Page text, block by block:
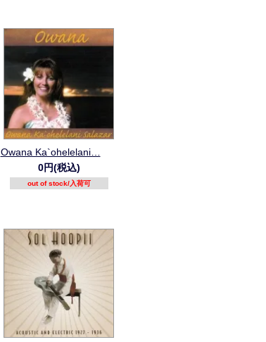
Owana Ka`ohelelani…
0円(税込)
out of stock/入荷可